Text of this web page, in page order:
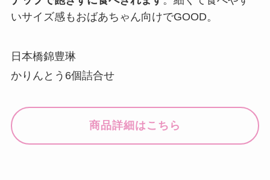
いサイズ感もおばあちゃん向けでGOOD。
日本橋錦豊琳
かりんとう6個詰合せ
商品詳細はこちら